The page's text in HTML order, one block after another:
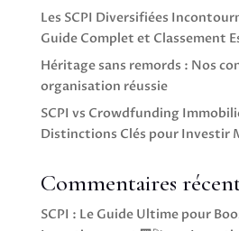
Les SCPI Diversifiées
Guide Complet et Classement
Héritage sans remords : Nos
organisation réussie
SCPI vs Crowdfunding
Distinctions Clés pour Investir
Commentaires
SCPI : Le Guide Ultime pour